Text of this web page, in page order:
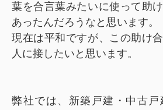
葉を合言葉みたいに使って助
あったんだろうなと思います。
現在は平和ですが、この助け
人に接したいと思います。
弊社では、新築戸建・中古戸